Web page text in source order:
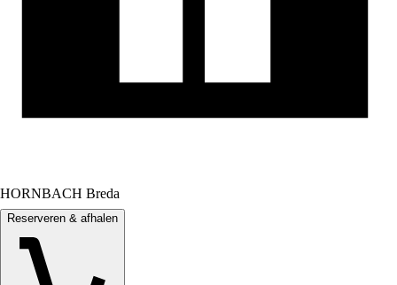
HORNBACH Breda
Reserveren & afhalen